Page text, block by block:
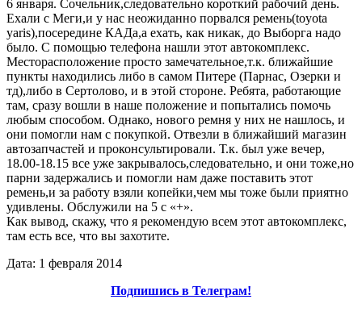
6 января. Сочельник,следовательно короткий рабочий день.
Ехали с Меги,и у нас неожиданно порвался ремень(toyota
yaris),посередине КАДа,а ехать, как никак, до Выборга надо
было. С помощью телефона нашли этот автокомплекс.
Месторасположение просто замечательное,т.к. ближайшие
пункты находились либо в самом Питере (Парнас, Озерки и
тд),либо в Сертолово, и в этой стороне. Ребята, работающие
там, сразу вошли в наше положение и попытались помочь
любым способом. Однако, нового ремня у них не нашлось, и
они помогли нам с покупкой. Отвезли в ближайший магазин
автозапчастей и проконсультировали. Т.к. был уже вечер,
18.00-18.15 все уже закрывалось,следовательно, и они тоже,но
парни задержались и помогли нам даже поставить этот
ремень,и за работу взяли копейки,чем мы тоже были приятно
удивлены. Обслужили на 5 с «+».
Как вывод, скажу, что я рекомендую всем этот автокомплекс,
там есть все, что вы захотите.
Дата: 1 февраля 2014
Подпишись в Телеграм!